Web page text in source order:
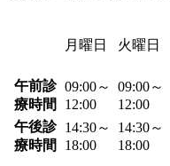
月曜日 火曜日
午前診
療時間
09:00～
12:00
09:00～
12:00
午後診
療時間
14:30～
18:00
14:30～
18:00